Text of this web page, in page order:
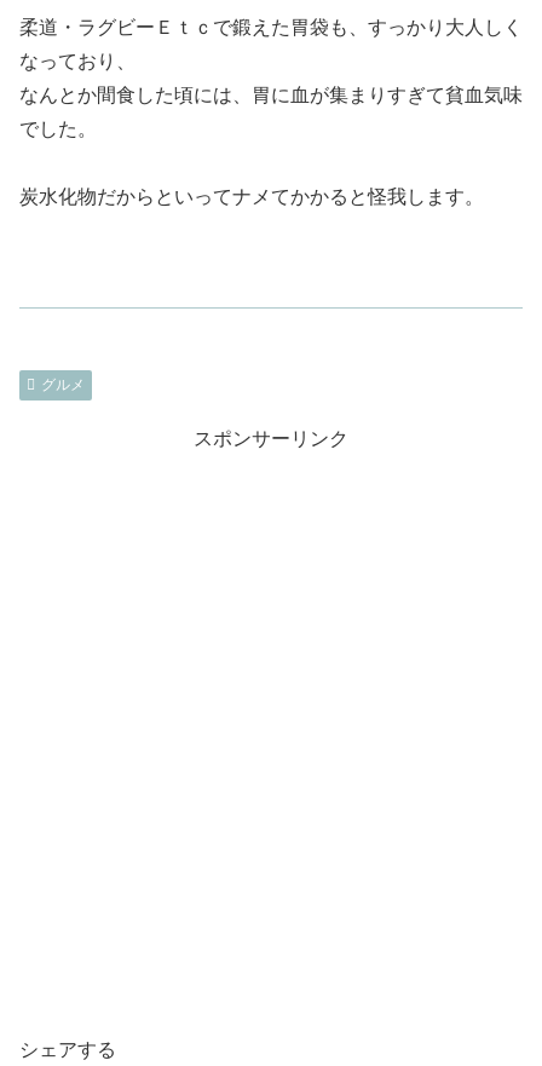
柔道・ラグビーＥｔｃで鍛えた胃袋も、すっかり大人しく
なっており、
なんとか間食した頃には、胃に血が集まりすぎて貧血気味
でした。
炭水化物だからといってナメてかかると怪我します。
グルメ
スポンサーリンク
シェアする